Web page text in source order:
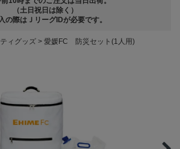
（土日祝日は除く）
の際はＪリーグIDが必要です。
ィグッズ 愛媛FC 防災セット(1人用)